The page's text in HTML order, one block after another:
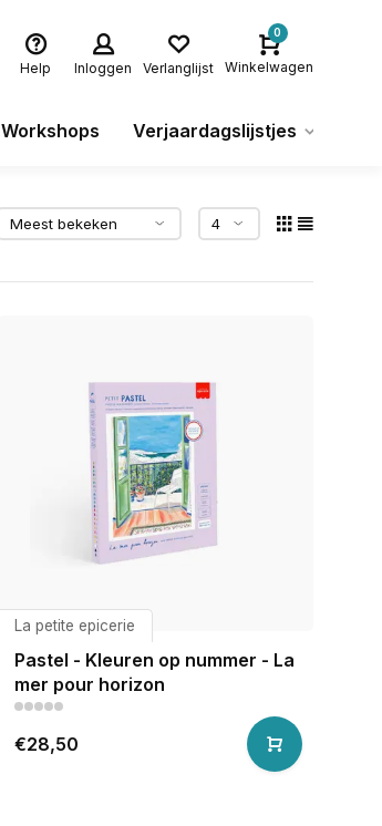
Help Inloggen Verlanglijst
0
Winkelwagen
Workshops Verjaardagslijstjes
La petite epicerie
Pastel - Kleuren op nummer - La
mer pour horizon
€28,50